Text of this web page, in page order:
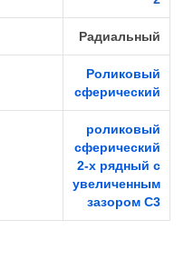
Радиальный
Роликовый
сферический
роликовый
сферический
2-х рядный с
увеличенным
зазором C3